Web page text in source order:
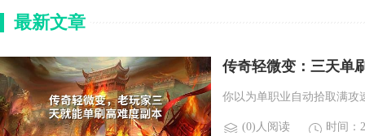
最新文章
传奇轻微变：三天单
你以为单职业自动拾取满攻
(0)人阅读 时间：